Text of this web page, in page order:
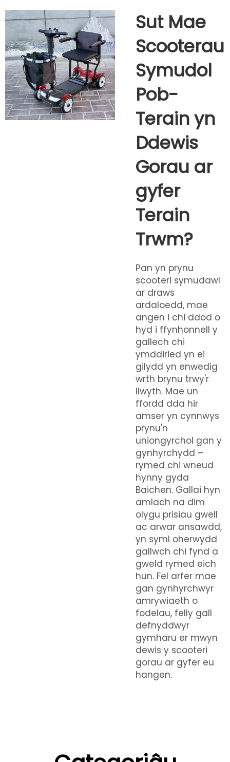
Sut Mae
Scooterau
Symudol
Pob-
Terain yn
Ddewis
Gorau ar
gyfer
Terain
Trwm?
Pan yn prynu
scooteri symudawl
ar draws
ardaloedd, mae
angen i chi ddod o
hyd i ffynhonnell y
gallech chi
ymddiried yn ei
gilydd yn enwedig
wrth brynu trwy'r
llwyth. Mae un
ffordd dda hir
amser yn cynnwys
prynu'n
uniongyrchol gan y
gynhyrchydd –
rymed chi wneud
hynny gyda
Baichen. Gallai hyn
amlach na dim
olygu prisiau gwell
ac arwar ansawdd,
yn syml oherwydd
gallwch chi fynd a
gweld rymed eich
hun. Fel arfer mae
gan gynhyrchwyr
amrywiaeth o
fodelau, felly gall
defnyddwyr
gymharu er mwyn
dewis y scooteri
gorau ar gyfer eu
hangen.